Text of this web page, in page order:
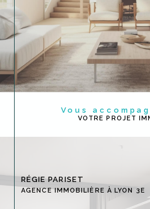
Vous
VOTRE PROJET
RÉGIE PARISET
AGENCE IMMOBILIÈRE À LYON 3E